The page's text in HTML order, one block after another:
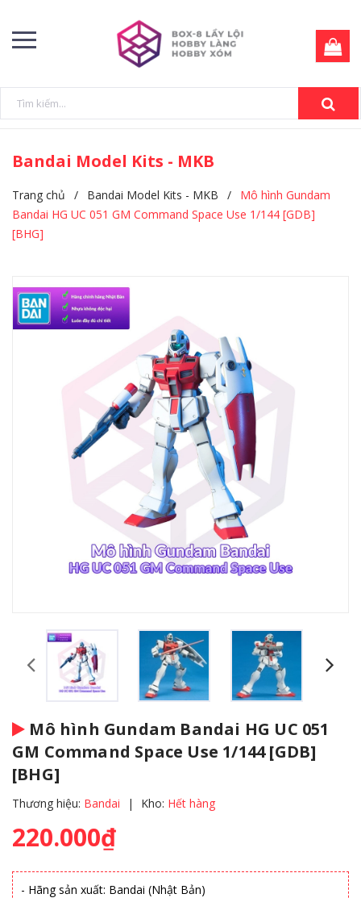
Bandai Model Kits - MKB
Trang chủ / Bandai Model Kits - MKB /
Mô hình Gundam
Bandai HG UC 051 GM Command Space Use 1/144 [GDB]
[BHG]
Mô hình Gundam Bandai HG UC 051
GM Command Space Use 1/144 [GDB]
[BHG]
Thương hiệu: Bandai | Kho: Hết hàng
220.000₫
- Hãng sản xuất: Bandai (Nhật Bản)